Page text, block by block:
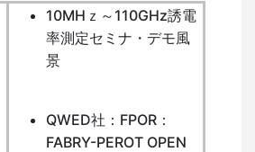
10MHｚ～110GHz誘電
率測定セミナ・デモ風
景
QWED社：FPOR：
FABRY-PEROT OPEN